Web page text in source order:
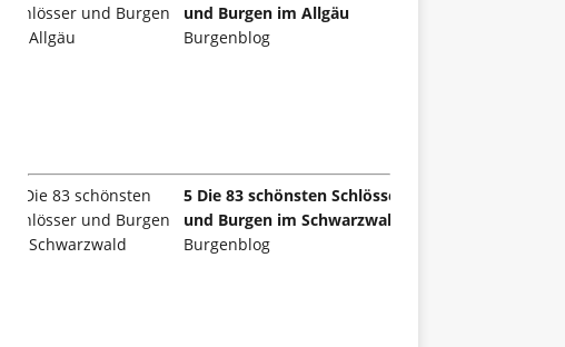
und Burgen im Allgäu
Burgenblog
5 Die 83 schönsten Schlösser
und Burgen im Schwarzwald
Burgenblog